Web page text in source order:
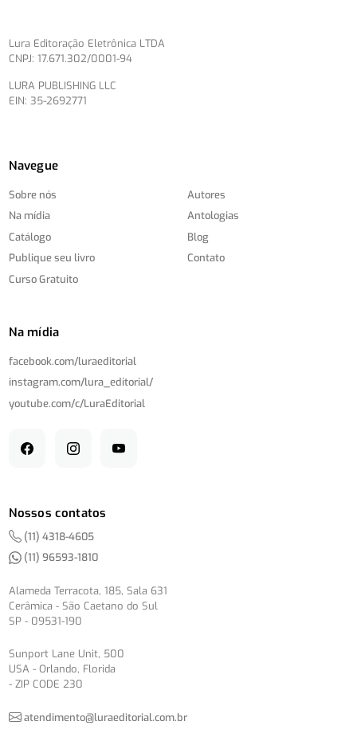
Lura Editoração Eletrônica LTDA
CNPJ: 17.671.302/0001-94
LURA PUBLISHING LLC
EIN: 35-2692771
Navegue
Sobre nós
Na mídia
Catálogo
Publique seu livro
Curso Gratuito
Autores
Antologias
Blog
Contato
Na mídia
facebook.com/luraeditorial
instagram.com/lura_editorial/
youtube.com/c/LuraEditorial
Nossos contatos
(11) 4318-4605
(11) 96593-1810
Alameda Terracota, 185, Sala 631
Cerâmica - São Caetano do Sul
SP - 09531-190
Sunport Lane Unit, 500
USA - Orlando, Florida
- ZIP CODE 230
atendimento@luraeditorial.com.br